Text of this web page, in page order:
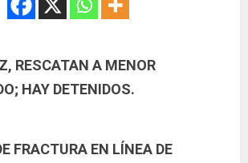
RESCATAN A MENOR
HAY DETENIDOS.
FRACTURA EN LÍNEA DE